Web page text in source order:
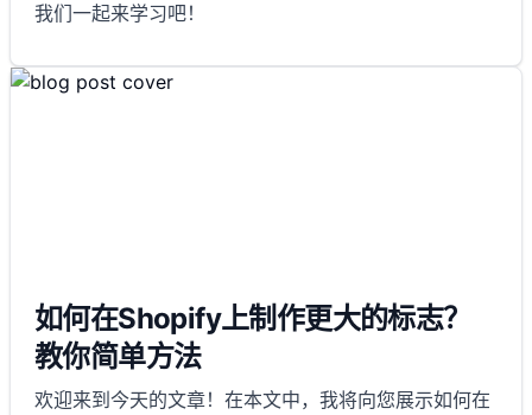
我们一起来学习吧！
如何在Shopify上制作更大的标志？
教你简单方法
欢迎来到今天的文章！在本文中，我将向您展示如何在